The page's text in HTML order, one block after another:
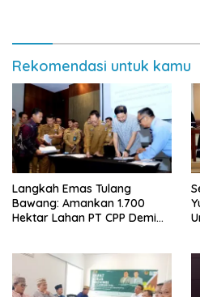
Rekomendasi untuk kamu
Langkah Emas Tulang
Bawang: Amankan 1.700
Hektar Lahan PT CPP Demi